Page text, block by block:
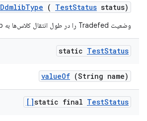
DdmlibType ( TestStatus status)
وضعیت Tradefed را در طول انتقال کلاس‌ها به ddmlib تبدیل کنید.
static TestStatus
valueOf (String name)
static final TestStatus[]